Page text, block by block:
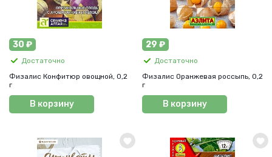
30 ₽
Достаточно
Физалис Конфитюр овощной, 0,2
г
В корзину
29 ₽
Достаточно
Физалис Оранжевая россыпь, 0,2
г
В корзину